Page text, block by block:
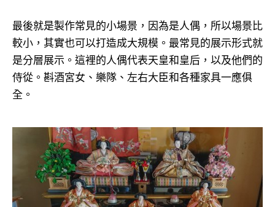
最後就是製作常見的小場景，因為是人偶，所以場景比
較小，其實也可以打造成大規模。最常見的展示形式就
是分層展示。這裡的人偶代表天皇和皇后，以及他們的
侍從。斟酒宮女、樂隊、左右大臣和各種家具一應俱
全。